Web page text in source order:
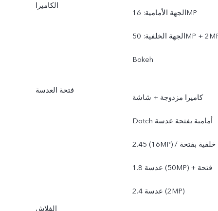
الكاميرا
الجهة الأمامية: 16MP
الجهة الخلفية: 50MP + 2MP
Bokeh
فتحة العدسة
كاميرا مزدوجة + شاشة
Dotch أمامية بفتحة عدسة
2.45 (16MP) / خلفية بفتحة
عدسة 1.8 (50MP) + فتحة
عدسة 2.4 (2MP)
الفلاش